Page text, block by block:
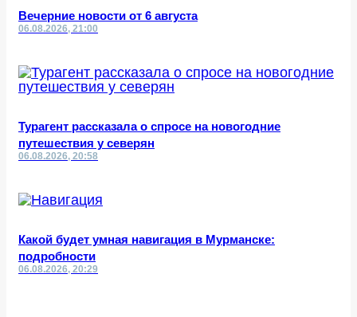
Вечерние новости от 6 августа
06.08.2026, 21:00
Турагент рассказала о спросе на новогодние
путешествия у северян
06.08.2026, 20:58
Какой будет умная навигация в Мурманске:
подробности
06.08.2026, 20:29